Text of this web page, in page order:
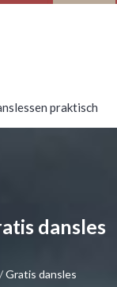
praktisch
dansles
/Gratis dansles